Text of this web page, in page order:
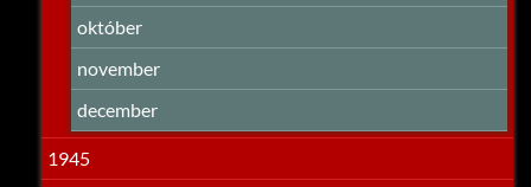
október
november
december
1945